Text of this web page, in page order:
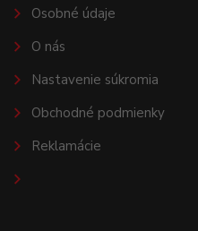
Osobné údaje
O nás
Nastavenie súkromia
Obchodné podmienky
Reklamácie